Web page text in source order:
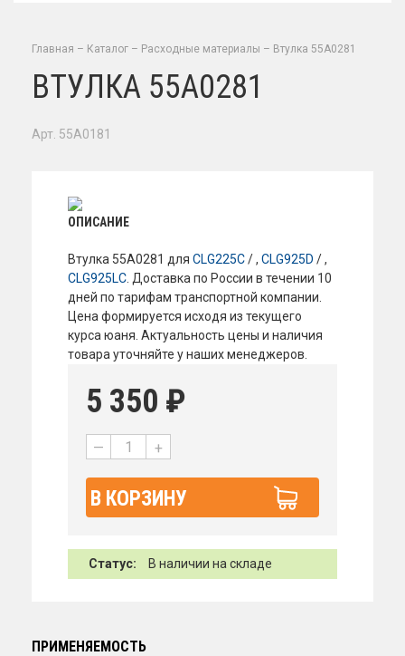
Главная – Каталог – Расходные материалы – Втулка 55A0281
ВТУЛКА 55A0281
Арт. 55A0181
ОПИСАНИЕ
Втулка 55A0281 для CLG225C/ , CLG925D / ,
CLG925LC . Доставка по России в течении 10
дней по тарифам транспортной компании.
Цена формируется исходя из текущего
курса юаня. Актуальность цены и наличия
товара уточняйте у наших менеджеров.
5 350 ₽
— +
В КОРЗИНУ
Статус: В наличии на складе
ПРИМЕНЯЕМОСТЬ